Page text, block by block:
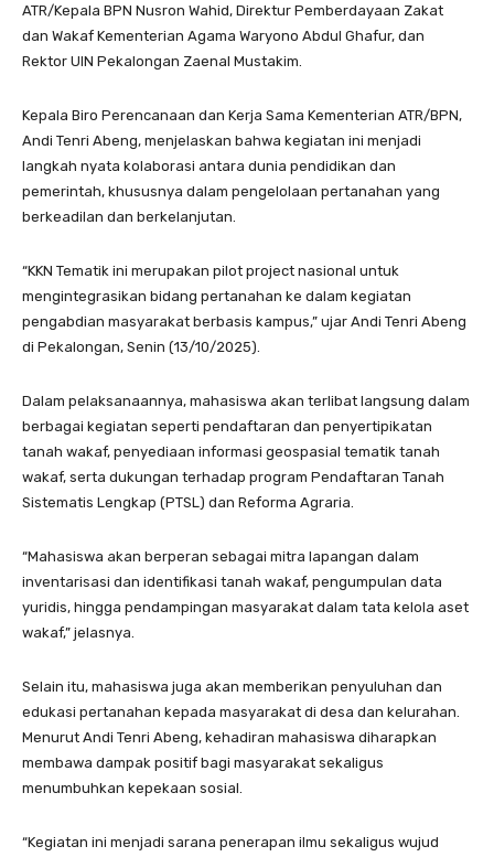
ATR/Kepala BPN Nusron Wahid, Direktur Pemberdayaan Zakat
dan Wakaf Kementerian Agama Waryono Abdul Ghafur, dan
Rektor UIN Pekalongan Zaenal Mustakim.
Kepala Biro Perencanaan dan Kerja Sama Kementerian ATR/BPN,
Andi Tenri Abeng, menjelaskan bahwa kegiatan ini menjadi
langkah nyata kolaborasi antara dunia pendidikan dan
pemerintah, khususnya dalam pengelolaan pertanahan yang
berkeadilan dan berkelanjutan.
“KKN Tematik ini merupakan pilot project nasional untuk
mengintegrasikan bidang pertanahan ke dalam kegiatan
pengabdian masyarakat berbasis kampus,” ujar Andi Tenri Abeng
di Pekalongan, Senin (13/10/2025).
Dalam pelaksanaannya, mahasiswa akan terlibat langsung dalam
berbagai kegiatan seperti pendaftaran dan penyertipikatan
tanah wakaf, penyediaan informasi geospasial tematik tanah
wakaf, serta dukungan terhadap program Pendaftaran Tanah
Sistematis Lengkap (PTSL) dan Reforma Agraria.
“Mahasiswa akan berperan sebagai mitra lapangan dalam
inventarisasi dan identifikasi tanah wakaf, pengumpulan data
yuridis, hingga pendampingan masyarakat dalam tata kelola aset
wakaf,” jelasnya.
Selain itu, mahasiswa juga akan memberikan penyuluhan dan
edukasi pertanahan kepada masyarakat di desa dan kelurahan.
Menurut Andi Tenri Abeng, kehadiran mahasiswa diharapkan
membawa dampak positif bagi masyarakat sekaligus
menumbuhkan kepekaan sosial.
“Kegiatan ini menjadi sarana penerapan ilmu sekaligus wujud